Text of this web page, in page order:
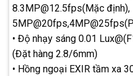
8.3MP@12.5fps(Mặc định),
• Độ nhạy sáng 0.01
(Đặt hàng 2.8/6mm)
• Hồng ngoại EXIR tầm xa